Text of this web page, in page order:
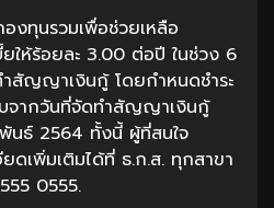
งทุนรวมเพื่อช่วยเหลือ
ยให้ร้อยละ 3.00 ต่อปี ในช่วง 6
สัญญาเงินกู้ โดยกำหนดชำระ
จากวันที่จัดทำสัญญาเงินกู้
นธ์ 2564 ทั้งนี้ ผู้ที่สนใจ
ดเพิ่มเติมได้ที่ ธ.ก.ส. ทุกสาขา
0555.